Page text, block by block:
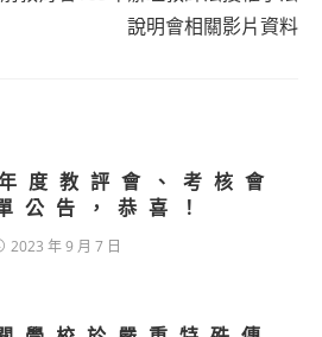
說明會相關影片資料
度教評會、考核會
公告，恭喜！
2023 年 9 月 7 日